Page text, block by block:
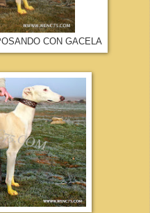
CON GACELA